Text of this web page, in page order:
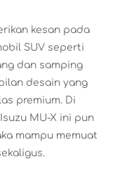
kesan pada
SUV seperti
dan samping
desain yang
premium. Di
MU-X ini pun
mampu memuat